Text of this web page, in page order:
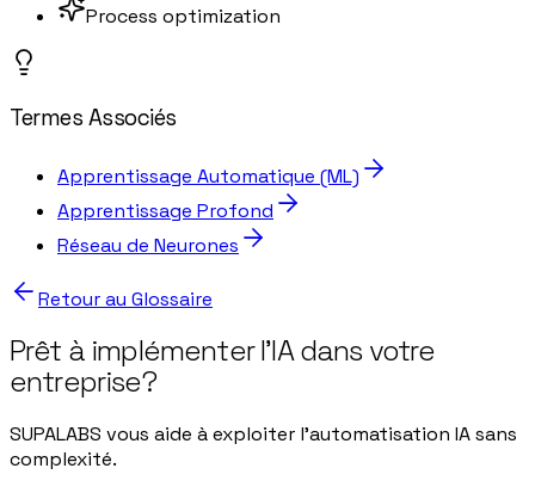
Process optimization
Termes Associés
Apprentissage Automatique (ML)
Apprentissage Profond
Réseau de Neurones
Retour au Glossaire
Prêt à implémenter l'IA dans votre
entreprise?
SUPALABS vous aide à exploiter l'automatisation IA sans
complexité.